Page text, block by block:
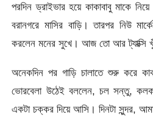
পরদিন ড্রাইভার হয়ে কাকাবাবু মাকে নিয়ে
বরানগরে মাসির বাড়ি। তারপর নিউ
করলেন মনের সুখে। আজ তো আর ট্যাক্সি
অনেকদিন পর গাড়ি চালাতে শুরু করে
ভোরবেলা উঠেই বললেন, চল সন্তু,
একটা চক্কর দিয়ে আসি। দিনটা সুন্দর,